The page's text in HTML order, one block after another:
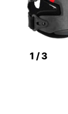
1 /3